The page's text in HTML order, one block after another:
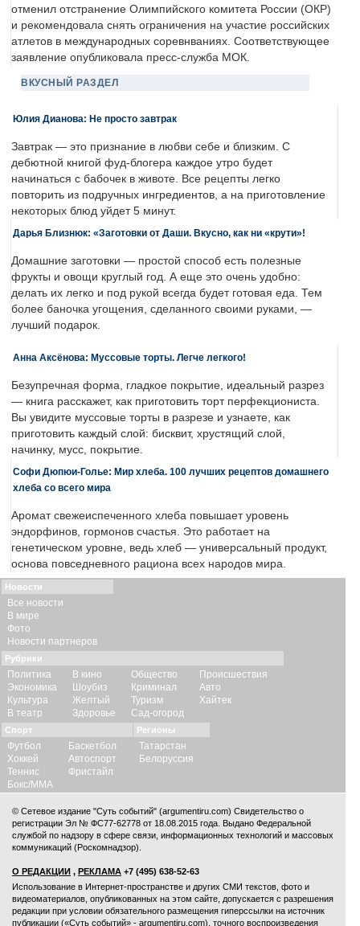
отменил отстранение Олимпийского комитета России (ОКР)
и рекомендовала снять ограничения на участие российских
атлетов в международных соревнваниях. Соответствующее
заявление опубликовала пресс-служба МОК.
ВКУСНЫЙ РАЗДЕЛ
Юлия Дианова: Не просто завтрак
Завтрак — это признание в любви себе и близким. С
дебютной книгой фуд-блогера каждое утро будет
начинаться с бабочек в животе. Все рецепты легко
повторить из подручных ингредиентов, а на приготовление
некоторых блюд уйдет 5 минут.
Дарья Близнюк: «Заготовки от Даши. Вкусно, как ни «крути»!
Домашние заготовки — простой способ есть полезные
фрукты и овощи круглый год. А еще это очень удобно:
делать их легко и под рукой всегда будет готовая еда. Тем
более баночка угощения, сделанного своими руками, —
лучший подарок.
Анна Аксёнова: Муссовые торты. Легче легкого!
Безупречная форма, гладкое покрытие, идеальный разрез
— книга расскажет, как приготовить торт перфекциониста.
Вы увидите муссовые торты в разрезе и узнаете, как
приготовить каждый слой: бисквит, хрустящий слой,
начинку, мусс, покрытие.
Софи Дюпюи-Голье: Мир хлеба. 100 лучших рецептов домашнего
хлеба со всего мира
Аромат свежеиспеченного хлеба повышает уровень
эндорфинов, гормонов счастья. Это работает на
генетическом уровне, ведь хлеб — универсальный продукт,
основа повседневного рациона всех народов мира.
Новости
Все новости
В мире
Фото
Новости партнеров
Рубрики
Политика
Экономика
Культура
В театр
В кино
Шоубиз
Желтый
Здоровье
Общество
Криминал
Туризм
Сад-огород
Происшествия
Авто
Хайтек
Спорт
Футбол
Хоккей
Теннис
Бокс/ММА
Баскетбол
Автоспорт
Фристайл
Регионы
Татарстан
Белоруссия
© Сетевое издание "Суть событий" (argumentiru.com) Свидетельство о
регистрации Эл № ФС77-62778 от 18.08.2015 года. Выдано Федеральной
службой по надзору в сфере связи, информационных технологий и массовых
коммуникаций (Роскомнадзор).
О РЕДАКЦИИ , РЕКЛАМА +7 (495) 638-52-63
Использование в Интернет-пространстве и других СМИ текстов, фото и
видеоматериалов, опубликованных на этом сайте, допускается с разрешения
редакции при условии обязательного размещения гиперссылки на источник
публикации («Суть событий» - argumentiru.com), точного воспроизведения